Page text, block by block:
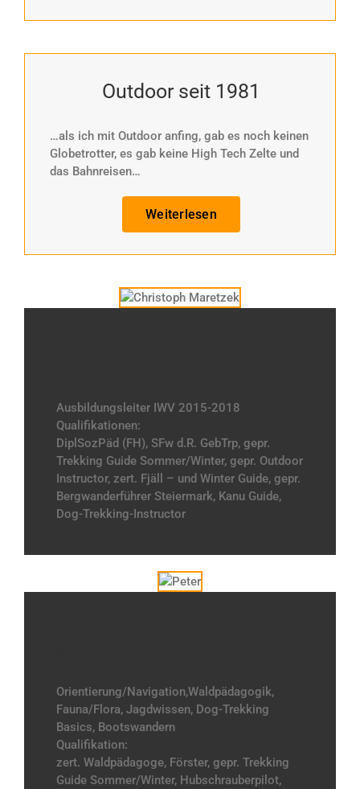
Outdoor seit 1981
…als ich mit Outdoor anfing, gab es noch keinen
Globetrotter, es gab keine High Tech Zelte und
das Bahnreisen…
Weiterlesen
Ausbildungsleiter IWV 2015-2018
Qualifikationen:
DiplSozPäd (FH), SFw d.R. GebTrp, gepr.
Trekking Guide Sommer/Winter, gepr. Outdoor
Instructor, zert. Fjäll – und Winter Guide, gepr.
Bergwanderführer Steiermark, Kanu Guide,
Dog-Trekking-Instructor
Orientierung/Navigation,Waldpädagogik,
Fauna/Flora, Jagdwissen, Dog-Trekking
Basics, Bootswandern
Qualifikation:
zert. Waldpädagoge, Förster, gepr. Trekking
Guide Sommer/Winter, Hubschrauberpilot,